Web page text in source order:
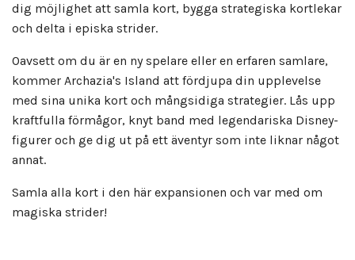
dig möjlighet att samla kort, bygga strategiska kortlekar
och delta i episka strider.
Oavsett om du är en ny spelare eller en erfaren samlare,
kommer Archazia's Island att fördjupa din upplevelse
med sina unika kort och mångsidiga strategier. Lås upp
kraftfulla förmågor, knyt band med legendariska Disney-
figurer och ge dig ut på ett äventyr som inte liknar något
annat.
Samla alla kort i den här expansionen och var med om
magiska strider!